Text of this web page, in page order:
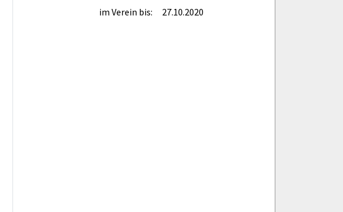
im Verein bis: 27.10.2020